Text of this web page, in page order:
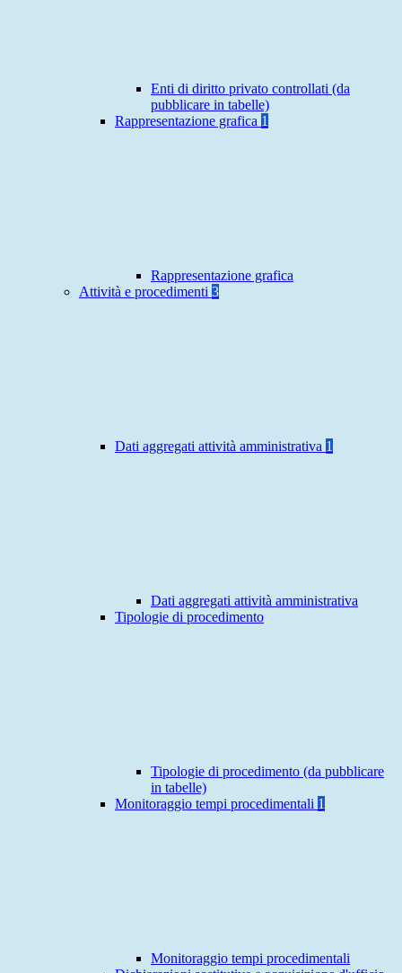
Enti di diritto privato controllati (da
pubblicare in tabelle)
Rappresentazione grafica 1
Rappresentazione grafica
Attività e procedimenti 3
Dati aggregati attività amministrativa 1
Dati aggregati attività amministrativa
Tipologie di procedimento
Tipologie di procedimento (da pubblicare
in tabelle)
Monitoraggio tempi procedimentali 1
Monitoraggio tempi procedimentali